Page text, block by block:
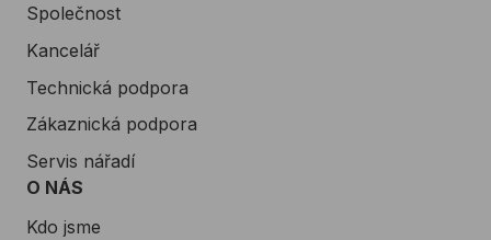
Společnost
Kancelář
Technická podpora
Zákaznická podpora
Servis nářadí
O NÁS
Kdo jsme